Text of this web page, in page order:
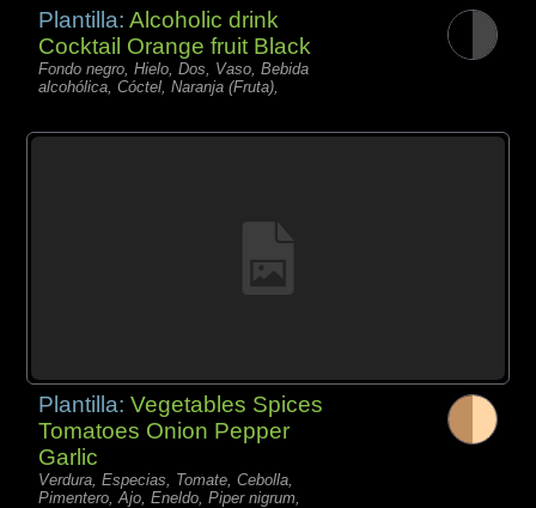
Plantilla:Alcoholic drink
Cocktail Orange fruit Black
Fondo negro, Hielo, Dos, Vaso, Bebida
alcohólica, Cóctel, Naranja (Fruta),
Plantilla:Vegetables Spices
Tomatoes Onion Pepper
Garlic
Verdura, Especias, Tomate, Cebolla,
Pimentero, Ajo, Eneldo, Piper nigrum,